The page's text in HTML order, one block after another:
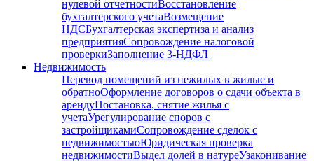
нулевой отчетностиВосстановление
бухгалтерского учетаВозмещение
НДСБухгалтерская экспертиза и анализ
предприятияСопровождение налоговой
проверкиЗаполнение 3-НДФЛ
Недвижимость
Перевод помещений из нежилых в жилые и
обратноОформление договоров о сдачи объекта в
арендуПостановка, снятие жилья с
учетаУрегулирование споров с
застройщикамиСопровождение сделок с
недвижимостьюЮридическая проверка
недвижимостиВыдел долей в натуреУзаконивание